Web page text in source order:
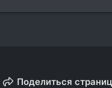
Поделиться